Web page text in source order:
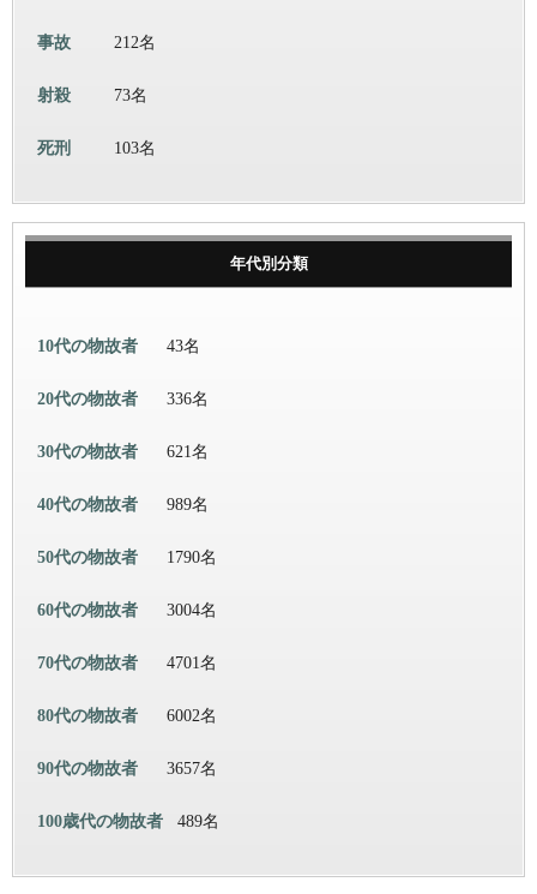
事故 212名
射殺 73名
死刑 103名
年代別分類
10代の物故者 43名
20代の物故者 336名
30代の物故者 621名
40代の物故者 989名
50代の物故者 1790名
60代の物故者 3004名
70代の物故者 4701名
80代の物故者 6002名
90代の物故者 3657名
100歳代の物故者 489名